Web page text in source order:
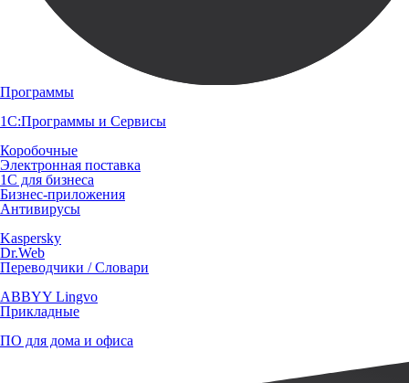
Программы
1С:Программы и Сервисы
Коробочные
Электронная поставка
1С для бизнеса
Бизнес-приложения
Антивирусы
Kaspersky
Dr.Web
Переводчики / Словари
ABBYY Lingvo
Прикладные
ПО для дома и офиса